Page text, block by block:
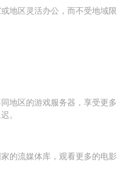
地区灵活办公，而不受地域限
地区的游戏服务器，享受更多
。
的流媒体库，观看更多的电影